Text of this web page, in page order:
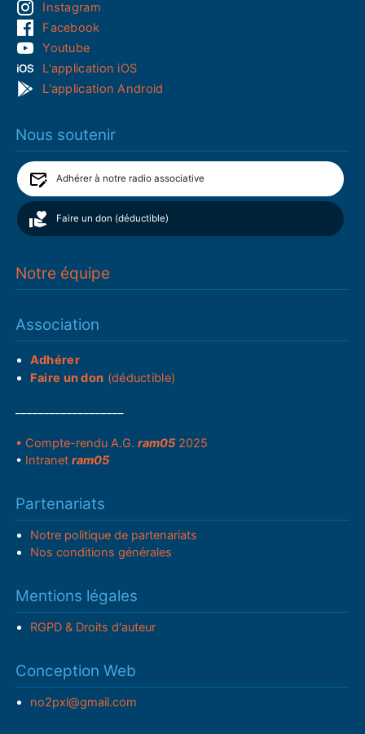
Instagram
Facebook
Youtube
L'application iOS
L'application Android
Nous soutenir
Adhérer à notre radio associative
Faire un don (déductible)
Notre équipe
Association
Adhérer
Faire un don (déductible)
• Compte-rendu A.G.ram05 2025
• Intranetram05
Partenariats
Notre politique de partenariats
Nos conditions générales
Mentions légales
RGPD & Droits d'auteur
Conception Web
no2pxl@gmail.com